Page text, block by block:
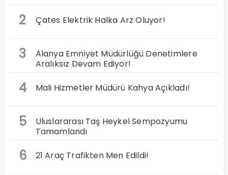
2 Çates Elektrik Halka Arz Oluyor!
3
Alanya Emniyet Müdürlüğü Denetimlere
Aralıksız Devam Ediyor!
4 Mali Hizmetler Müdürü Kahya Açıkladı!
5
Uluslararası Taş Heykel Sempozyumu
Tamamlandı
6 21 Araç Trafikten Men Edildi!